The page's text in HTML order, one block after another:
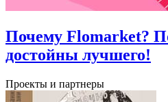
Почему Flomarket?
достойны лучшего!
Проекты и партнеры